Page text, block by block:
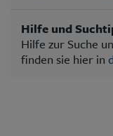
Hilfe und
Hilfe zur Suche
finden sie hier in